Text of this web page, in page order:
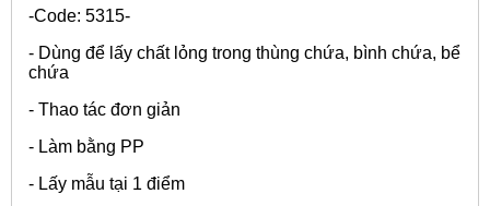
-Code: 5315-
- Dùng để lấy chất lỏng trong thùng chứa, bình chứa, bể
chứa
- Thao tác đơn giản
- Làm bằng PP
- Lấy mẫu tại 1 điểm